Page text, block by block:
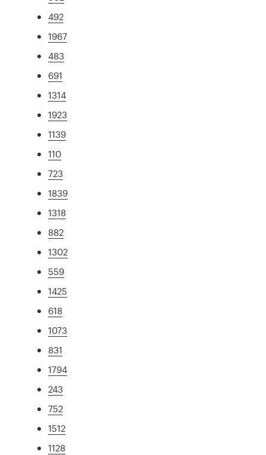
492
1967
483
691
1314
1923
1139
110
723
1839
1318
882
1302
559
1425
618
1073
831
1794
243
752
1512
1128